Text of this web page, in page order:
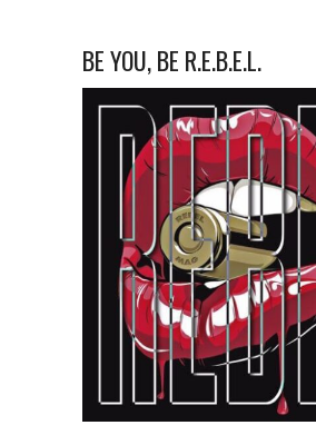
BE YOU, BE R.E.B.E.L.